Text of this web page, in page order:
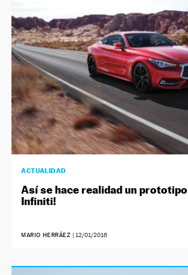
NEWSLETTER
SÍGUENOS
ACTUALIDAD
Así se hace realidad un
Infiniti!
MARIO HERRÁEZ | 12/01/2016